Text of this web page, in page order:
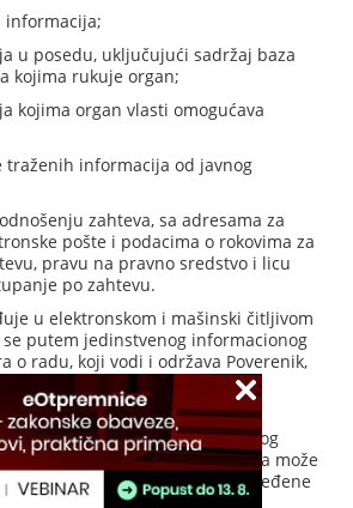
informacija;
u posedu, uključujući sadržaj baza
kojima rukuje organ;
kojima organ vlasti omogućava
traženih informacija od javnog
zahteva, sa adresama za
pošte i podacima o rokovima za
pravu na pravno sredstvo i licu
po zahtevu.
u elektronskom i mašinski čitljivom
putem jedinstvenog informacionog
o radu, koji vodi i održava Poverenik,
Poverenika iz člana 40. ovog
je oblik elektronski memorisanog
da ga programska aplikacija može
i iz njega izdvojiti određene
pojedinačne podatke i njihovu